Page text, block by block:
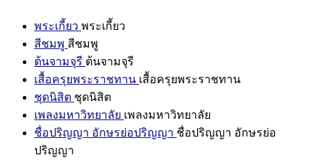
พระเกี้ยว พระเกี้ยว
สีชมพู สีชมพู
ต้นจามจุรี ต้นจามจุรี
เสื้อครุยพระราชทาน เสื้อครุยพระราชทาน
ชุดนิสิต ชุดนิสิต
เพลงมหาวิทยาลัย เพลงมหาวิทยาลัย
ชื่อปริญญา อักษรย่อปริญญา ชื่อปริญญา อักษรย่อ
ปริญญา